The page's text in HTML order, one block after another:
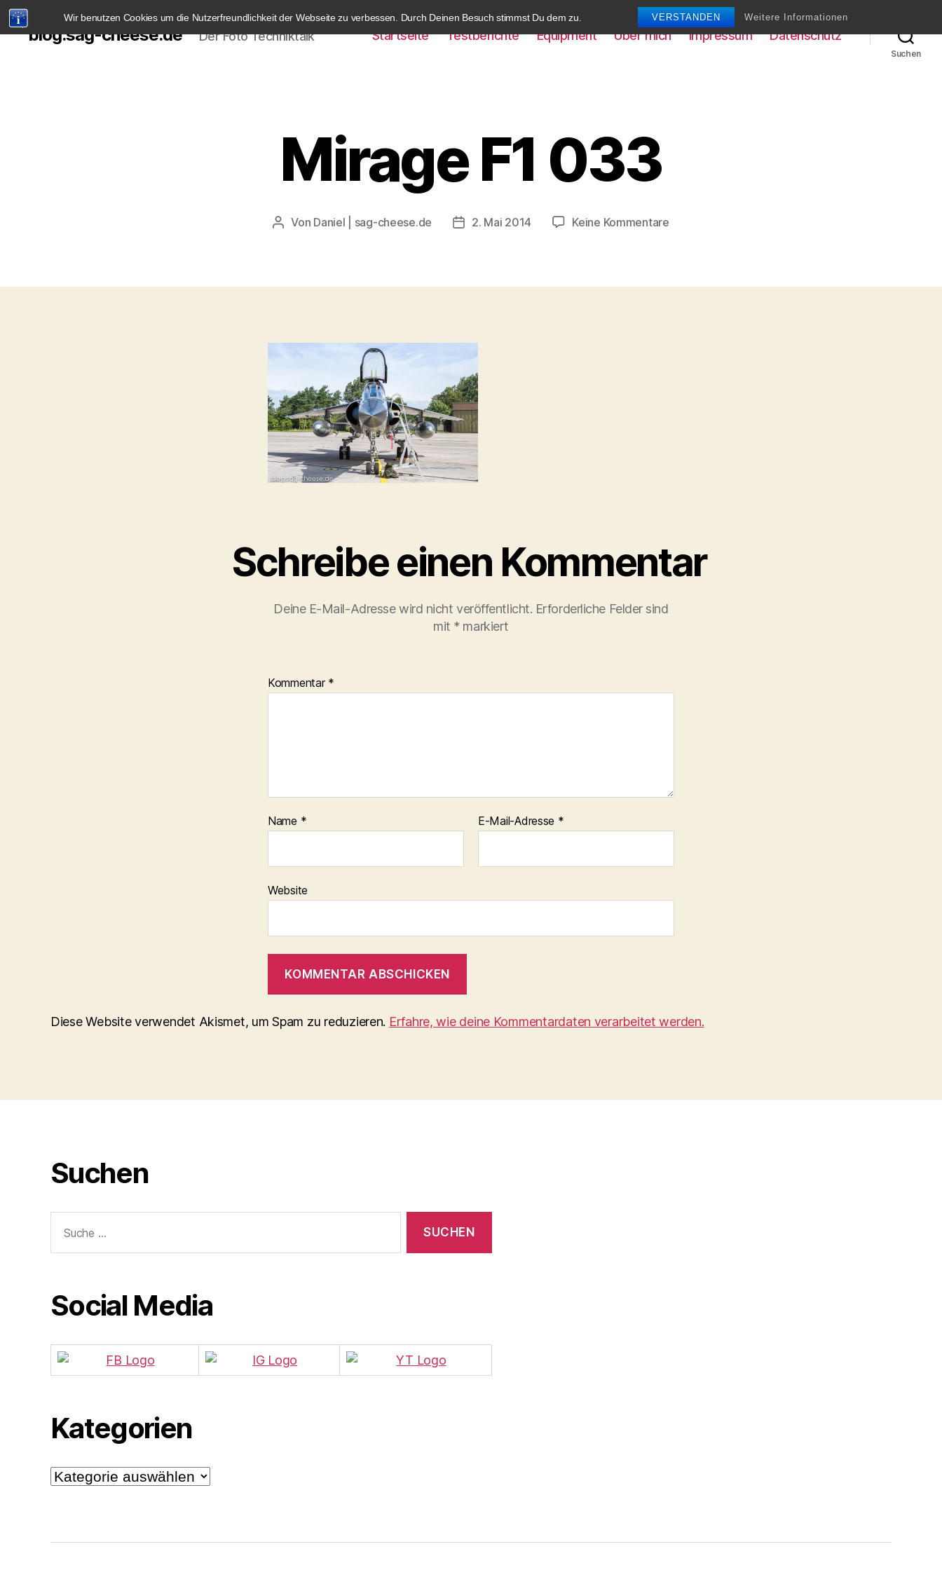
Wir benutzen Cookies um die Nutzerfreundlichkeit der Webseite zu verbessen. Durch Deinen Besuch stimmst Du dem zu. VERSTANDEN Weitere Informationen
blog.sag-cheese.de Der Foto Techniktalk Startseite Testberichte Equipment Über mich Impressum Datenschutz
Suchen
Mirage F1 033
Beitragsautor
Von Daniel | sag-cheese.de Beitragsdatum
2. Mai 2014 Keine Kommentarezu
Schreibe einen Kommentar
Deine E-Mail-Adresse wird nicht veröffentlicht. Erforderliche Felder sind
mit * markiert
Kommentar *
Name * E-Mail-Adresse *
Website
Diese Website verwendet Akismet, um Spam zu reduzieren. Erfahre, wie deine Kommentardaten verarbeitet werden.
Suchen
nach:
Social Media
Kategorien
Kategorien